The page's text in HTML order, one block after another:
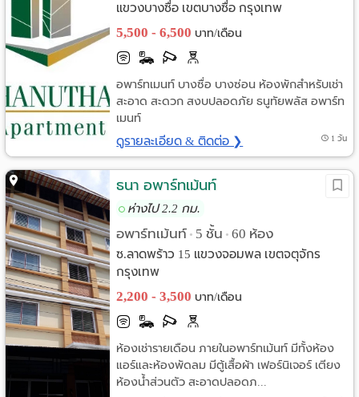
แขวงบางซื่อ เขตบางซื่อ กรุงเทพ
5,500 - 6,500 บาท/เดือน
อพาร์ทเมนท์ บางซื่อ บางซ่อน ห้องพักสำหรับเช่า
สะอาด สะดวก สงบปลอดภัย ธนูทัยพลัส อพาร์ท
เมนท์
ดูรายละเอียด & ติดต่อ ❯ 1 วัน
ธนา อพาร์ทเม้นท์
ห่างไป 2.2 กม.
อพาร์ทเม้นท์ • 5 ชั้น • 60 ห้อง
ซ.ลาดพร้าว 15 แขวงจอมพล เขตจตุจักร
กรุงเทพ
2,200 - 3,500 บาท/เดือน
ห้องเช่ารายเดือน ภายในอพาร์ทเม้นท์ มีทั้งห้อง
แอร์และห้องพัดลม มีตู้เสื้อผ้า เฟอร์นิเจอร์ เตียง
ห้องน้ำส่วนตัว สะอาดปลอดภ...